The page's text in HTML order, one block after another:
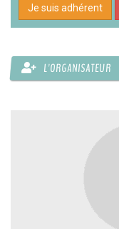
Je suis adhérent
L'ORGANISATEUR